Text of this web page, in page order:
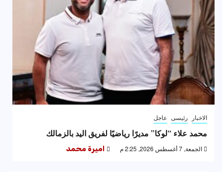
الاخبار رئيسى عاجل
محمد علاء “لوكا” مديرًا رياضيًا لفريق اليد بالزمالك
الجمعة, 7 أغسطس 2026, 2:25 م اميرة محمد